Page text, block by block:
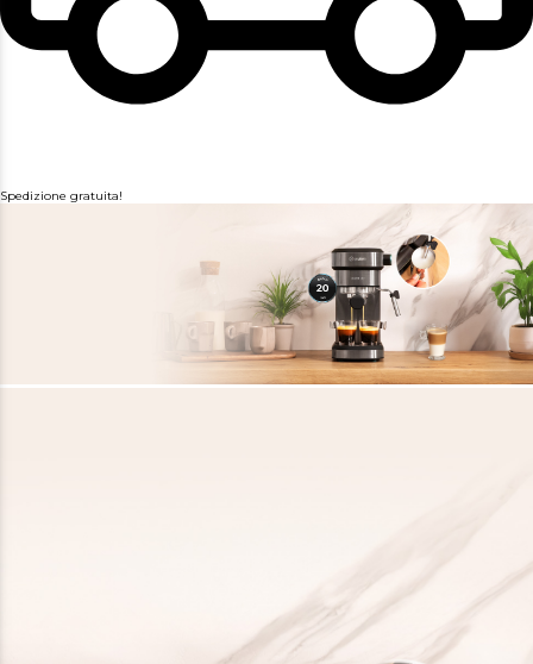
Spedizione gratuita!